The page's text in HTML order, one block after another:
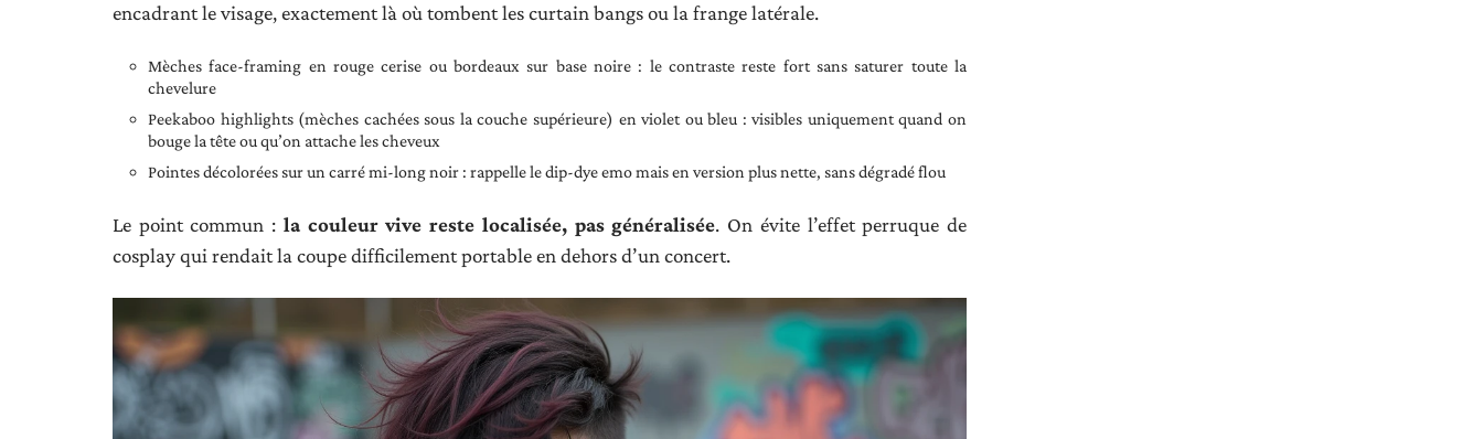
encadrant le visage, exactement là où tombent les curtain bangs ou la frange latérale.
Mèches face-framing en rouge cerise ou bordeaux sur base noire : le contraste reste fort sans saturer toute la
chevelure
Peekaboo highlights (mèches cachées sous la couche supérieure) en violet ou bleu : visibles uniquement quand on
bouge la tête ou qu’on attache les cheveux
Pointes décolorées sur un carré mi-long noir : rappelle le dip-dye emo mais en version plus nette, sans dégradé flou
Le point commun : la couleur vive reste localisée, pas généralisée. On évite l’effet perruque de
cosplay qui rendait la coupe difficilement portable en dehors d’un concert.